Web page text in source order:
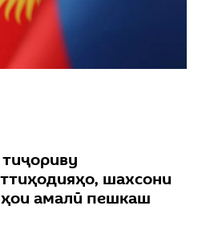
шахсони
амалӣ пешкаш